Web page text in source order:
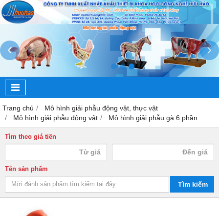
‹ ›
Trang chủ
Mô hình giải phẫu động vật, thực vật
Mô hình giải phẫu động vật
Mô hình giải phẫu gà 6 phần
Tìm theo giá tiền
Tên sản phẩm
Tìm kiếm